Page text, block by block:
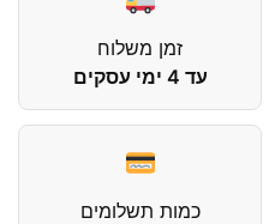
זמן משלוח
עד 4 ימי עסקים
כמות תשלומים